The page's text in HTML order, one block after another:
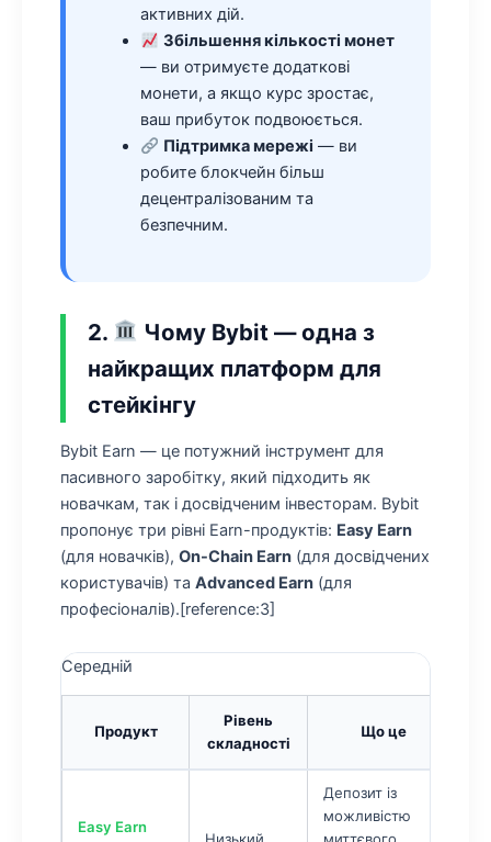
активних дій.
Збільшення кількості монет
— ви отримуєте додаткові
монети, а якщо курс зростає,
ваш прибуток подвоюється.
Підтримка мережі — ви
робите блокчейн більш
децентралізованим та
безпечним.
2.
Чому Bybit — одна з
найкращих платформ для
стейкінгу
Bybit Earn — це потужний інструмент для
пасивного заробітку, який підходить як
новачкам, так і досвідченим інвесторам. Bybit
пропонує три рівні Earn-продуктів: Easy Earn
(для новачків), On-Chain Earn (для досвідчених
користувачів) та Advanced Earn (для
професіоналів).[reference:3]
Середній
Продукт
Рівень
складності
Що це
Easy Earn
Депозит із
можливістю